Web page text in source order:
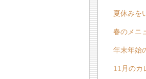
夏休みを
春のメニ
年末年始
11月のカ